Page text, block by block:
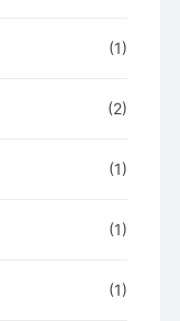
(1)
(2)
(1)
(1)
(1)